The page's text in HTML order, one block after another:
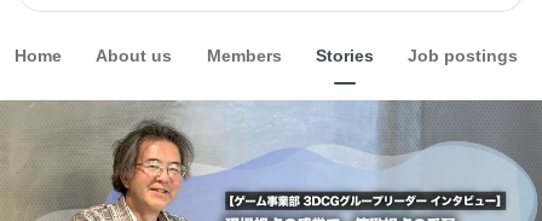
Home About us Members Stories Job postings